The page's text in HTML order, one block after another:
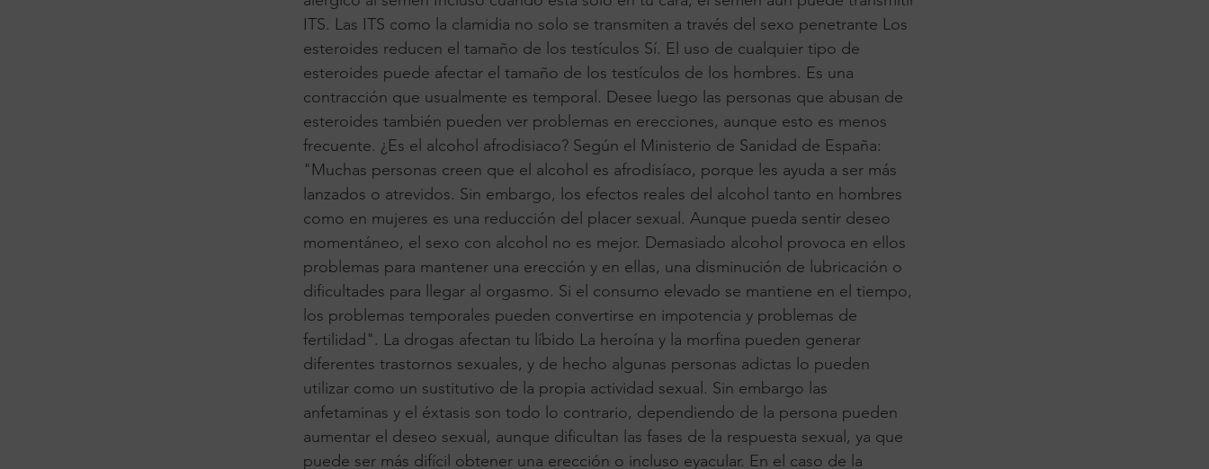
ITS. Las ITS como la clamidia no solo se transmiten a través del sexo penetrante Los
esteroides reducen el tamaño de los testículos Sí. El uso de cualquier tipo de
esteroides puede afectar el tamaño de los testículos de los hombres. Es una
contracción que usualmente es temporal. Desee luego las personas que abusan de
esteroides también pueden ver problemas en erecciones, aunque esto es menos
frecuente. ¿Es el alcohol afrodisiaco? Según el Ministerio de Sanidad de España:
"Muchas personas creen que el alcohol es afrodisíaco, porque les ayuda a ser más
lanzados o atrevidos. Sin embargo, los efectos reales del alcohol tanto en hombres
como en mujeres es una reducción del placer sexual. Aunque pueda sentir deseo
momentáneo, el sexo con alcohol no es mejor. Demasiado alcohol provoca en ellos
problemas para mantener una erección y en ellas, una disminución de lubricación o
dificultades para llegar al orgasmo. Si el consumo elevado se mantiene en el tiempo,
los problemas temporales pueden convertirse en impotencia y problemas de
fertilidad". La drogas afectan tu líbido La heroína y la morfina pueden generar
diferentes trastornos sexuales, y de hecho algunas personas adictas lo pueden
utilizar como un sustitutivo de la propia actividad sexual. Sin embargo las
anfetaminas y el éxtasis son todo lo contrario, dependiendo de la persona pueden
aumentar el deseo sexual, aunque dificultan las fases de la respuesta sexual, ya que
puede ser más difícil obtener una erección o incluso eyacular. En el caso de la